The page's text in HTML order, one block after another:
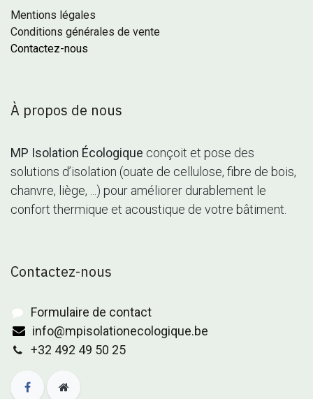
Mentions légales
Conditions générales de vente
Contactez-nous
À propos de nous
MP Isolation Écologique conçoit et pose des
solutions d’isolation (ouate de cellulose, fibre de bois,
chanvre, liège, ...) pour améliorer durablement le
confort thermique et acoustique de votre bâtiment.
Contactez-nous
Formulaire de contact
info@mpisolationecologique.be
+32 492 49 50 25